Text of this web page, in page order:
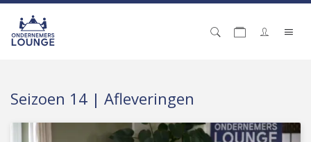
Seizoen 14 | Afleveringen